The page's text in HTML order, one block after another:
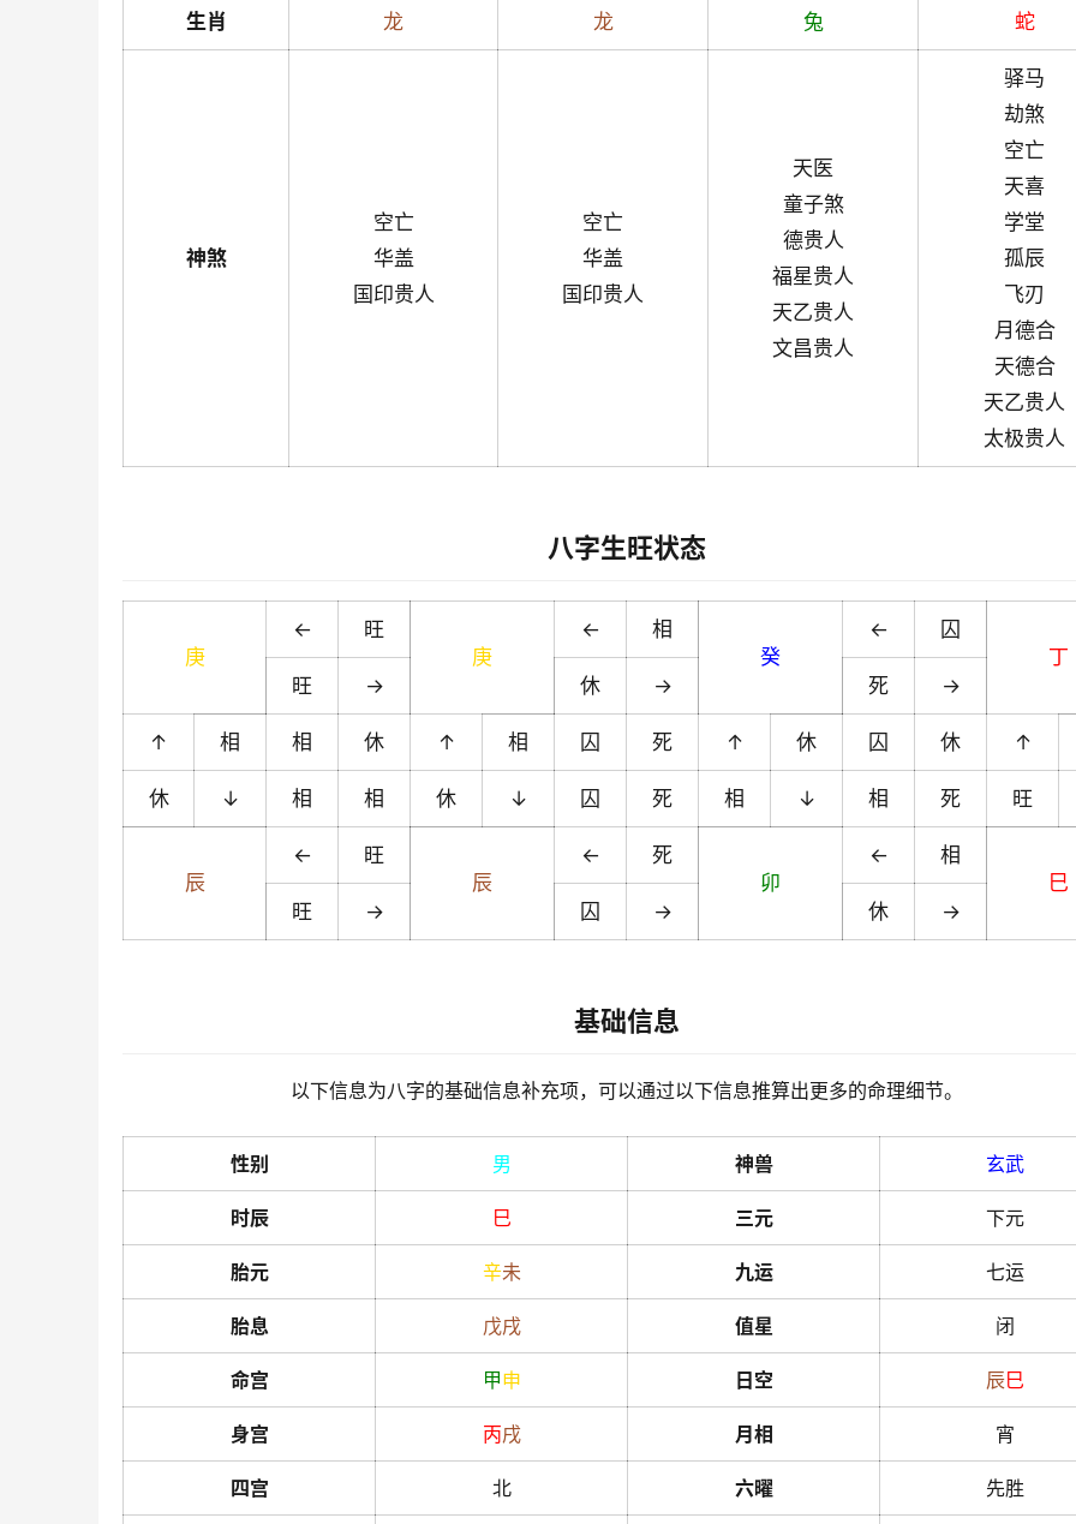
生肖 龙 龙 兔 蛇
神煞
空亡
华盖
国印贵人
空亡
华盖
国印贵人
天医
童子煞
德贵人
福星贵人
天乙贵人
文昌贵人
驿马
劫煞
空亡
天喜
学堂
孤辰
飞刃
月德合
天德合
天乙贵人
太极贵人
八字生旺状态
庚
←
旺
庚
←
相
癸
←
囚
丁
旺
→ 休 → 死 →
↑ 相 相 休 ↑ 相 囚 死 ↑ 休 囚 休 ↑
休 ↓ 相 相 休 ↓ 囚 死 相 ↓ 相 死 旺
辰
←
旺
辰
←
死
卯
←
相
巳
旺
→ 囚 → 休 →
基础信息
以下信息为八字的基础信息补充项，可以通过以下信息推算出更多的命理细节。
性别 男 神兽 玄武
时辰 巳 三元 下元
胎元 辛未 九运 七运
胎息 戊戌 值星 闭
命宫 甲申 日空 辰巳
身宫 丙戌 月相 宵
四宫 北 六曜 先胜